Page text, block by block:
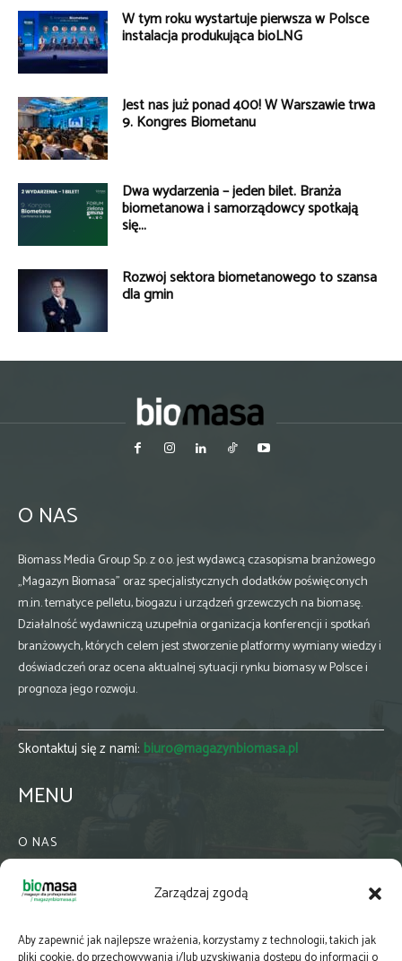
Zarządzaj zgodą
Aby zapewnić jak najlepsze wrażenia, korzystamy z technologii, takich jak
W tym roku wystartuje pierwsza w Polsce
instalacja produkująca bioLNG
Jest nas już ponad 400! W Warszawie trwa
9. Kongres Biometanu
Dwa wydarzenia – jeden bilet. Branża
biometanowa i samorządowcy spotkają
się...
Rozwój sektora biometanowego to szansa
dla gmin
O NAS
Biomass Media Group Sp. z o.o. jest wydawcą czasopisma branżowego
„Magazyn Biomasa” oraz specjalistycznych dodatków poświęconych
m.in. tematyce pelletu, biogazu i urządzeń grzewczych na biomasę.
Działalność wydawniczą uzupełnia organizacja konferencji i spotkań
branżowych, których celem jest stworzenie platformy wymiany wiedzy i
doświadczeń oraz ocena aktualnej sytuacji rynku biomasy w Polsce i
prognoza jego rozwoju.
Skontaktuj się z nami: biuro@magazynbiomasa.pl
MENU
O NAS
WSPÓŁPRACA
PRENUMERATA